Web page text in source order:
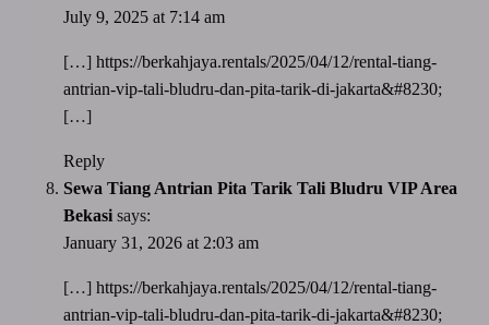
July 9, 2025 at 7:14 am
[…] https://berkahjaya.rentals/2025/04/12/rental-tiang-
antrian-vip-tali-bludru-dan-pita-tarik-di-jakarta&#8230;
[…]
Reply
Sewa Tiang Antrian Pita Tarik Tali Bludru VIP Area
Bekasi says:
January 31, 2026 at 2:03 am
[…] https://berkahjaya.rentals/2025/04/12/rental-tiang-
antrian-vip-tali-bludru-dan-pita-tarik-di-jakarta&#8230;